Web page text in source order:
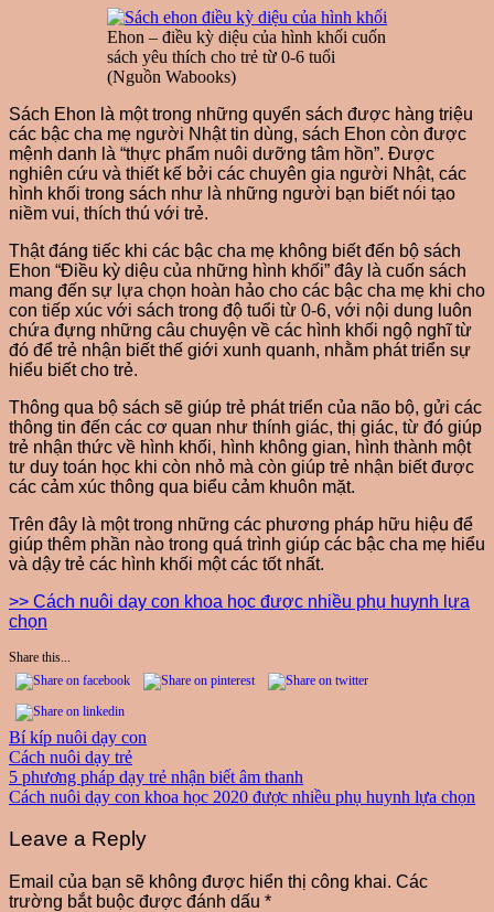
Ehon – điều kỳ diệu của hình khối cuốn
sách yêu thích cho trẻ từ 0-6 tuổi
(Nguồn Wabooks)
Sách Ehon là một trong những quyển sách được hàng triệu
các bậc cha mẹ người Nhật tin dùng, sách Ehon còn được
mệnh danh là “thực phẩm nuôi dưỡng tâm hồn”. Được
nghiên cứu và thiết kế bởi các chuyên gia người Nhật, các
hình khối trong sách như là những người bạn biết nói tạo
niềm vui, thích thú với trẻ.
Thật đáng tiếc khi các bậc cha mẹ không biết đến bộ sách
Ehon “Điều kỳ diệu của những hình khối” đây là cuốn sách
mang đến sự lựa chọn hoàn hảo cho các bậc cha mẹ khi cho
con tiếp xúc với sách trong độ tuổi từ 0-6, với nội dung luôn
chứa đựng những câu chuyện về các hình khối ngộ nghĩ từ
đó để trẻ nhận biết thế giới xunh quanh, nhằm phát triển sự
hiểu biết cho trẻ.
Thông qua bộ sách sẽ giúp trẻ phát triển của não bộ, gửi các
thông tin đến các cơ quan như thính giác, thị giác, từ đó giúp
trẻ nhận thức về hình khối, hình không gian, hình thành một
tư duy toán học khi còn nhỏ mà còn giúp trẻ nhận biết được
các cảm xúc thông qua biểu cảm khuôn mặt.
Trên đây là một trong những các phương pháp hữu hiệu để
giúp thêm phần nào trong quá trình giúp các bậc cha mẹ hiểu
và dậy trẻ các hình khối một các tốt nhất.
>> Cách nuôi dạy con khoa học được nhiều phụ huynh lựa
chọn
Share this...
Bí kíp nuôi dạy con
Cách nuôi dạy trẻ
Điều
hướng
bài
viết
Previous
Post:
5 phương pháp dạy trẻ nhận biết âm thanh
Next
Cách nuôi dạy con khoa học 2020 được nhiều phụ huynh lựa chọn
Leave a Reply
Email của bạn sẽ không được hiển thị công khai. Các
trường bắt buộc được đánh dấu *